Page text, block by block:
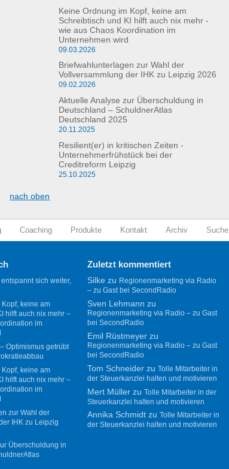
Keine Ordnung im Kopf, keine am
Schreibtisch und KI hilft auch nix mehr -
wie aus Chaos Koordination im
Unternehmen wird
09.03.2026
Briefwahlunterlagen zur Wahl der
Vollversammlung der IHK zu Leipzig 2026
09.02.2026
Aktuelle Analyse zur Überschuldung in
Deutschland – SchuldnerAtlas
Deutschland 2025
20.11.2025
Resilient(er) in kritischen Zeiten -
Unternehmerfrühstück bei der
Creditreform Leipzig
25.10.2025
nach oben
Coaching Produkte Kontakt Archiv Suche
sich weiter,
keine am
hilft auch nix mehr –
im
Optimismus getrübt
keine am
hilft auch nix mehr –
im
zur Wahl der
IHK zu Leipzig
Überschuldung in
Zuletzt kommentiert
Silkezu Regionenmarketing via Radio
– zu Gast bei SecondRadio
Sven Lehmann zu
Regionenmarketing via Radio – zu Gast
bei SecondRadio
Emil Rüstmeyerzu
Regionenmarketing via Radio – zu Gast
bei SecondRadio
Tom Schneiderzu Tolle Mitarbeiter in
der Steuerkanzlei halten und motivieren
Mert Müllerzu Tolle Mitarbeiter in der
Steuerkanzlei halten und motivieren
Annika Schmidtzu Tolle Mitarbeiter in
der Steuerkanzlei halten und motivieren